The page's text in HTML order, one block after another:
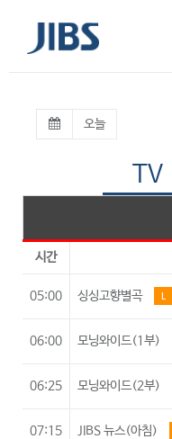
오늘
TV
시간
05:00 싱싱고향별곡 L
06:00 모닝와이드(1부)
06:25 모닝와이드(2부)
07:15 JIBS 뉴스(아침)